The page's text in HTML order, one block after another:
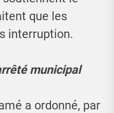
que les
interruption.
municipal
a ordonné, par